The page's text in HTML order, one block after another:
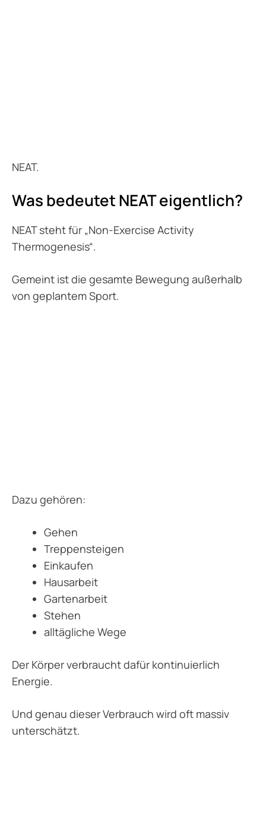
NEAT.
Was bedeutet NEAT eigentlich?
NEAT steht für „Non-Exercise Activity
Thermogenesis“.
Gemeint ist die gesamte Bewegung außerhalb
von geplantem Sport.
Dazu gehören:
Gehen
Treppensteigen
Einkaufen
Hausarbeit
Gartenarbeit
Stehen
alltägliche Wege
Der Körper verbraucht dafür kontinuierlich
Energie.
Und genau dieser Verbrauch wird oft massiv
unterschätzt.